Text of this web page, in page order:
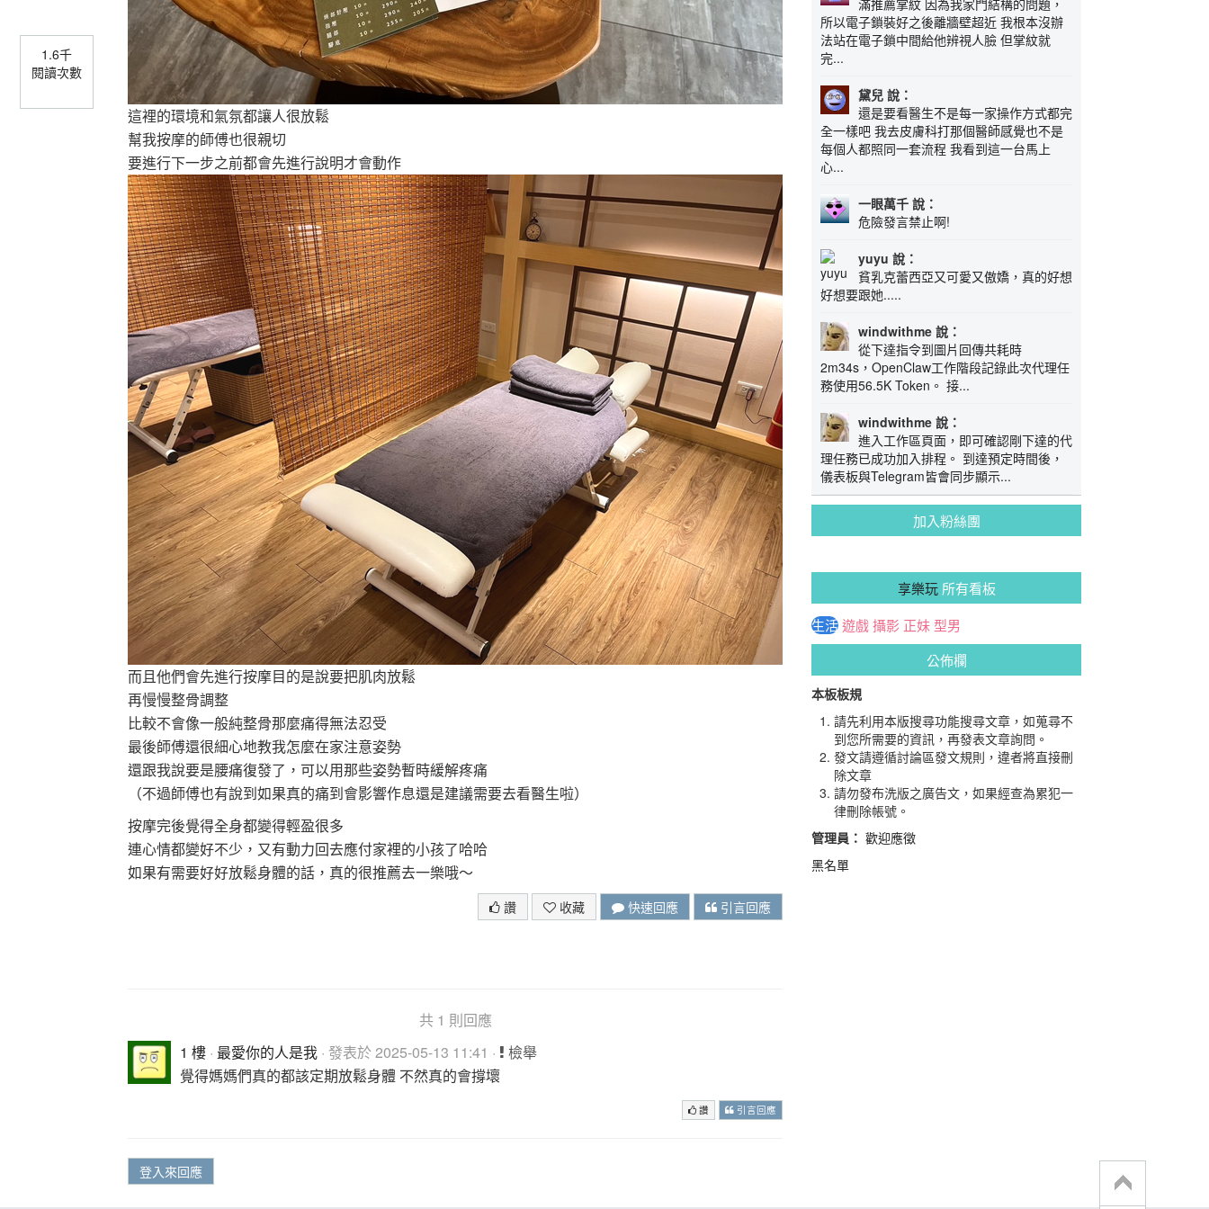
1.6千
閱讀次數
這裡的環境和氣氛都讓人很放鬆
幫我按摩的師傅也很親切
要進行下一步之前都會先進行說明才會動作
而且他們會先進行按摩目的是說要把肌肉放鬆
再慢慢整骨調整
比較不會像一般純整骨那麼痛得無法忍受
最後師傅還很細心地教我怎麼在家注意姿勢
還跟我說要是腰痛復發了，可以用那些姿勢暫時緩解疼痛
（不過師傅也有說到如果真的痛到會影響作息還是建議需要去看醫生啦）
按摩完後覺得全身都變得輕盈很多
連心情都變好不少，又有動力回去應付家裡的小孩了哈哈
如果有需要好好放鬆身體的話，真的很推薦去一樂哦～
讚 收藏 快速回應 引言回應
共 1 則回應
1 樓 · 最愛你的人是我 · 發表於 2025-05-13 11:41 ·
檢舉
覺得媽媽們真的都該定期放鬆身體 不然真的會撐壞
讚 引言回應
登入來回應
滿推薦掌紋 因為我家門結構的問題，
所以電子鎖裝好之後離牆壁超近 我根本沒辦
法站在電子鎖中間給他辨視人臉 但掌紋就
完...
黛兒 說：
還是要看醫生不是每一家操作方式都完
全一樣吧 我去皮膚科打那個醫師感覺也不是
每個人都照同一套流程 我看到這一台馬上
心...
一眼萬千 說：
危險發言禁止啊!
yuyu 說：
貧乳克蕾西亞又可愛又傲嬌，真的好想
好想要跟她.....
windwithme 說：
從下達指令到圖片回傳共耗時
2m34s，OpenClaw工作階段記錄此次代理任
務使用56.5K Token。 接...
windwithme 說：
進入工作區頁面，即可確認剛下達的代
理任務已成功加入排程。 到達預定時間後，
儀表板與Telegram皆會同步顯示...
加入粉絲團
享樂玩所有看板
生活遊戲攝影 正妹 型男
公佈欄
本板板規
請先利用本版搜尋功能搜尋文章，如蒐尋不
到您所需要的資訊，再發表文章詢問。
發文請遵循討論區發文規則，違者將直接刪
除文章
請勿發布洗版之廣告文，如果經查為累犯一
律刪除帳號。
管理員： 歡迎應徵
黑名單